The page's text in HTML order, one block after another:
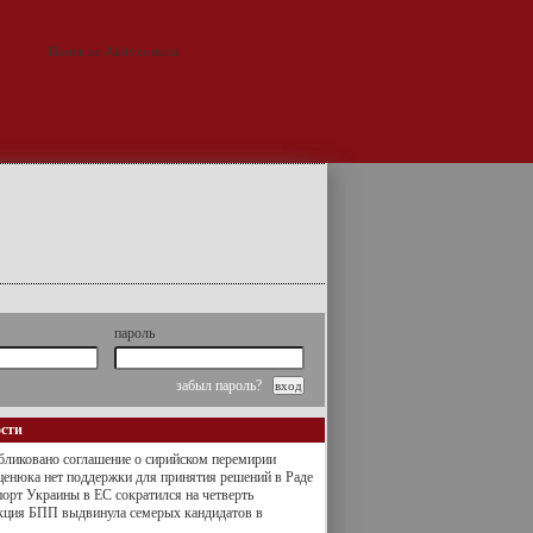
пароль
забыл пароль?
соглашение о сирийском перемирии
нет поддержки для принятия решений в Раде
Украины в ЕС сократился на четверть
БПП выдвинула семерых кандидатов в